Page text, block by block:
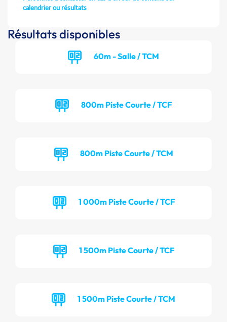
calendrier ou résultats
Résultats disponibles
60m - Salle / TCM
800m Piste Courte / TCF
800m Piste Courte / TCM
1 000m Piste Courte / TCF
1 500m Piste Courte / TCF
1 500m Piste Courte / TCM